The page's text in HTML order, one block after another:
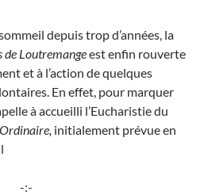
depuis trop d’années, la
de Loutremangeest enfin rouverte
et à l’action de quelques
En effet, pour marquer
à accueilli l’Eucharistie du
initialement prévue en
-:-